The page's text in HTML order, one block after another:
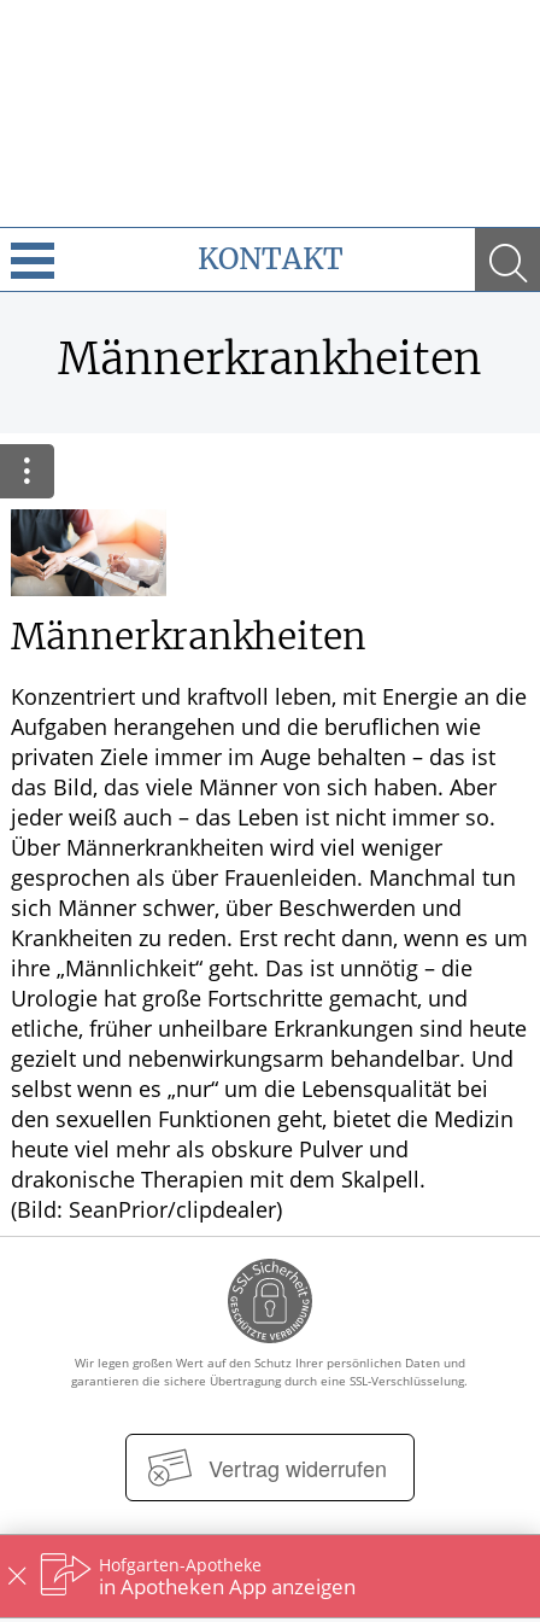
KONTAKT
Ratgeber
Krankheiten & Therapie
HOMÖOPATHIE
GESUND IM ALTER
Männerkrankheiten
Männerkrankheiten
Konzentriert und kraftvoll leben, mit Energie an die
Aufgaben herangehen und die beruflichen wie
privaten Ziele immer im Auge behalten – das ist
das Bild, das viele Männer von sich haben. Aber
jeder weiß auch – das Leben ist nicht immer so.
Über Männerkrankheiten wird viel weniger
gesprochen als über Frauenleiden. Manchmal tun
sich Männer schwer, über Beschwerden und
Krankheiten zu reden. Erst recht dann, wenn es um
ihre „Männlichkeit“ geht. Das ist unnötig – die
Urologie hat große Fortschritte gemacht, und
etliche, früher unheilbare Erkrankungen sind heute
gezielt und nebenwirkungsarm behandelbar. Und
selbst wenn es „nur“ um die Lebensqualität bei
den sexuellen Funktionen geht, bietet die Medizin
heute viel mehr als obskure Pulver und
drakonische Therapien mit dem Skalpell.
(Bild: SeanPrior/clipdealer)
Wir legen großen Wert auf den Schutz Ihrer persönlichen Daten und
garantieren die sichere Übertragung durch eine SSL-Verschlüsselung.
Vertrag widerrufen
Impressum Datenschutz
Nutzungsbedingungen
Widerrufsbelehrung
Hofgarten-Apotheke
in Apotheken App anzeigen